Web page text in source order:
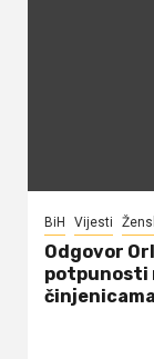
BiH Vijesti
Odgovor
potpunosti
činjenicama